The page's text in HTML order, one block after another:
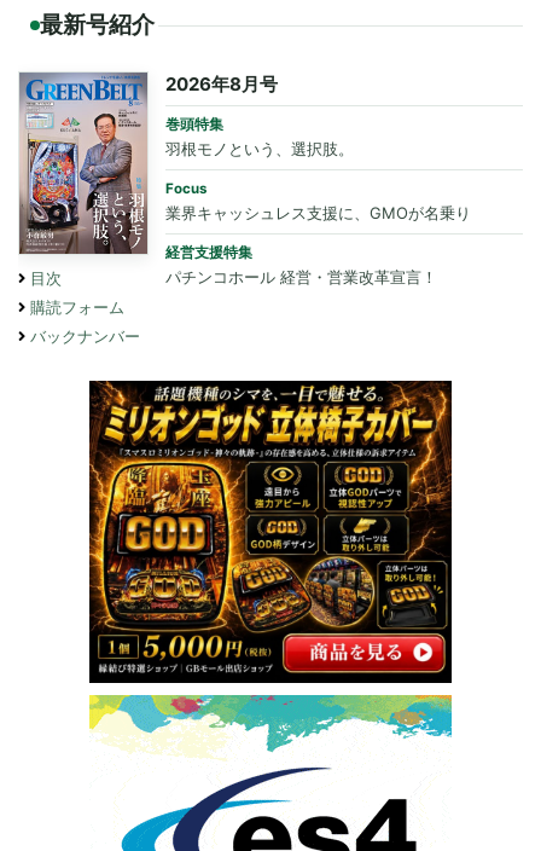
最新号紹介
目次
購読フォーム
バックナンバー
2026年8月号
巻頭特集
羽根モノという、選択肢。
Focus
業界キャッシュレス支援に、GMOが名乗り
経営支援特集
パチンコホール 経営・営業改革宣言！